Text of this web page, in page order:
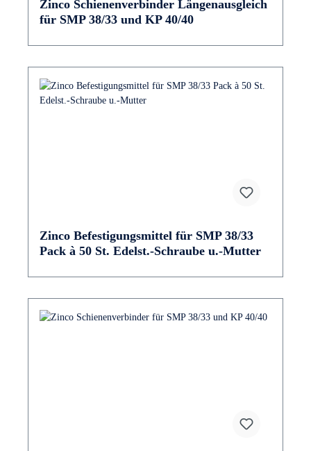
Zinco Schienenverbinder Längenausgleich
für SMP 38/33 und KP 40/40
Zinco Befestigungsmittel für SMP 38/33
Pack à 50 St. Edelst.-Schraube u.-Mutter